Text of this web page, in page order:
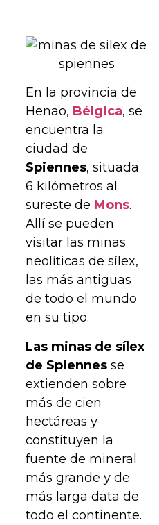
En la provincia de
Henao, Bélgica, se
encuentra la
ciudad de
Spiennes, situada
6 kilómetros al
sureste de Mons.
Allí se pueden
visitar las minas
neolíticas de sílex,
las más antiguas
de todo el mundo
en su tipo.
Las minas de sílex
de Spiennesse
extienden sobre
más de cien
hectáreas y
constituyen la
fuente de mineral
más grande y de
más larga data de
todo el continente.